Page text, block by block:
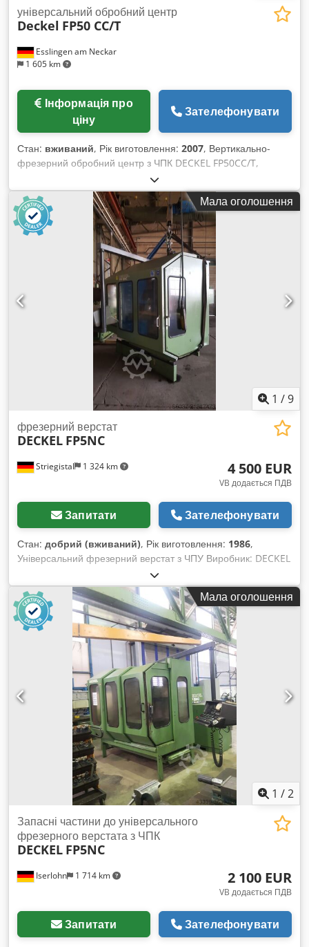
Esslingen am Neckar
1 605 km
універсальний обробний центр
Deckel FP50 CC/T
ціну
Зателефонувати
Стан: вживаний, Рік виготовлення: 2007, Вертикально-
фрезерний обробний центр з ЧПК DECKEL FP50CC/T,
серійний номер 2834-0117, проведено капітальний ремонт
компанією FPS (2007, серійний номер 2440). Ходи по осях
XYZ = 1120 x 570 x 450 мм, розмір стола 1170 x 800 мм,
поворотний стіл з приводом діаметром 800 мм,
автоматичний механізм зміни інструменту на 40 позицій,
система управління DECKEL Dialog 11. Chedpfx
Мала оголошення
1 /9
Striegistal 1 324 km
фрезерний верстат
DECKEL FP5NC
4 500 EUR
VB додається ПДВ
Запитати Зателефонувати
Стан: добрий (вживаний), Рік виготовлення: 1986,
Універсальний фрезерний верстат з ЧПУ Виробник: DECKEL
Модель: FP5NC Рік випуску: 1986 Управління: DIALOG 4
Переміщення по осях: X710 мм Y600 мм Z500 мм
Монтажний стіл: 1000 мм x 550 мм Кріплення інструменту:
SK40 Швидкість подачі програмується: 2 ... 3600 мм/хв
Обертів шпинделя: 18 ... 6300 об/хв Потужність шпинделя:
7,5 кВт За бажанням транспортування та завантаження
може бути організовано по всій Європі за додаткову плату.
Ціни вказані без ПДВ Огляд можливий за попередньою
домовленістю. Зв’яжіться з нами — наша команда з радістю
допоможе вам. Chodpfxoy H Ifbo Abxea Купівля / продаж
верстатів КУПІВЛЯ / ПРОДАЖ ВИРОБНИЧОГО ТА
МЕТАЛООБРОБНОГО ОБЛАДНАННЯ, ВЕРСТАТІВ ТА ІН.
Вам потрібен якісний, але недорогий верстат для вашого
виробництва? Або бажаєте продати свою машину? З
додатковими питаннями чи для зв’язку скористайтеся
контактною формою.
Мала оголошення
1 /2
Iserlohn 1 714 km
Запасні частини до універсального
фрезерного верстата з ЧПК
DECKEL FP5NC
2 100 EUR
VB додається ПДВ
Запитати Зателефонувати